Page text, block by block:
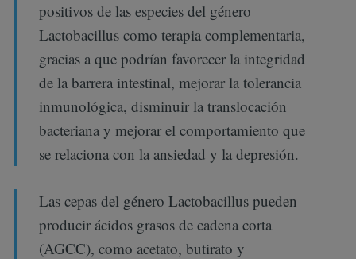
positivos de las especies del género
Lactobacillus como terapia complementaria,
gracias a que podrían favorecer la integridad
de la barrera intestinal, mejorar la tolerancia
inmunológica, disminuir la translocación
bacteriana y mejorar el comportamiento que
se relaciona con la ansiedad y la depresión.
Las cepas del género Lactobacillus pueden
producir ácidos grasos de cadena corta
(AGCC), como acetato, butirato y